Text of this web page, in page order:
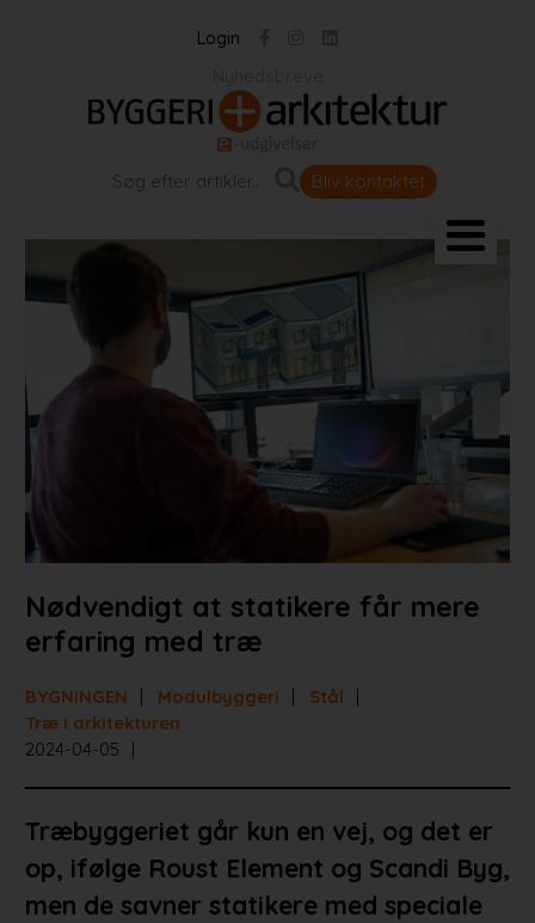
Login
Bliv kontaktet
Landskab og byrum
Bygningen
Projekter
Portrætter
Nødvendigt at statikere får mere
erfaring med træ
BYGNINGEN Modulbyggeri
Stål
Træ i arkitekturen
2024-04-05
Træbyggeriet går kun en vej, og det er
op, ifølge Roust Element og Scandi Byg,
men de savner statikere med speciale